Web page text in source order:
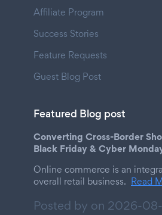
Affiliate Program
Success Stories
Feature Requests
Guest Blog Post
Featured Blog post
Converting Cross-Border
Black Friday & Cyber
Online commerce is an
overall retail business. Read
Posted by on 2026-